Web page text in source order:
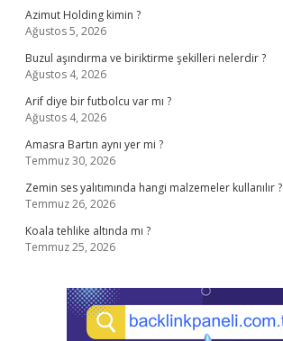
Azimut Holding kimin ?
Ağustos 5, 2026
Buzul aşındırma ve biriktirme şekilleri nelerdir ?
Ağustos 4, 2026
Arif diye bir futbolcu var mı ?
Ağustos 4, 2026
Amasra Bartın aynı yer mi ?
Temmuz 30, 2026
Zemin ses yalıtımında hangi malzemeler kullanılır ?
Temmuz 26, 2026
Koala tehlike altında mı ?
Temmuz 25, 2026